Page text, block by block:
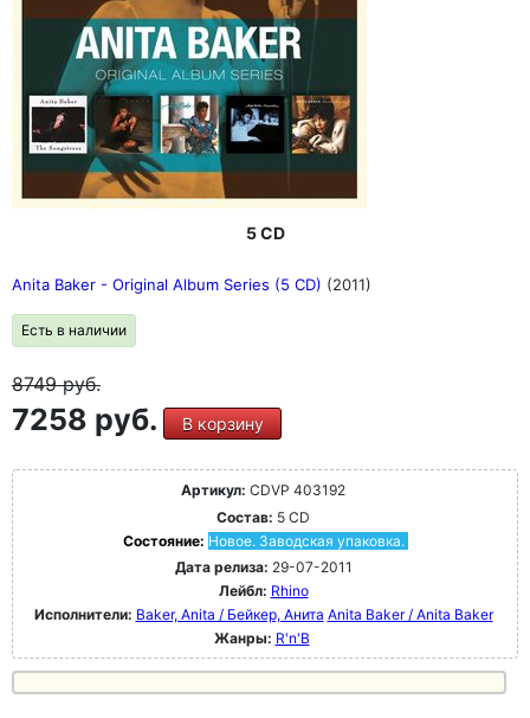
5 CD
Anita Baker - Original Album Series (5 CD) (2011)
Есть в наличии
8749руб.
7258 руб. В корзину
Артикул: CDVP 403192
Состав: 5 CD
Состояние: Новое. Заводская упаковка.
Дата релиза: 29-07-2011
Лейбл: Rhino
Исполнители: Baker, Anita / Бейкер, Анита Anita Baker / Anita Baker
Жанры: R'n'B